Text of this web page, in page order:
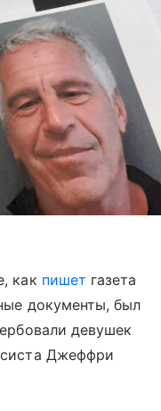
как пишет газета
документы, был
девушек
Джеффри